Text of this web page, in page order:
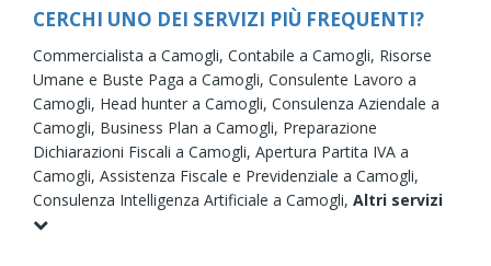
CERCHI UNO DEI SERVIZI PIÙ FREQUENTI?
Commercialista a Camogli, Contabile a Camogli, Risorse
Umane e Buste Paga a Camogli, Consulente Lavoro a
Camogli, Head hunter a Camogli, Consulenza Aziendale a
Camogli, Business Plan a Camogli, Preparazione
Dichiarazioni Fiscali a Camogli, Apertura Partita IVA a
Camogli, Assistenza Fiscale e Previdenziale a Camogli,
Consulenza Intelligenza Artificiale a Camogli, Altri servizi